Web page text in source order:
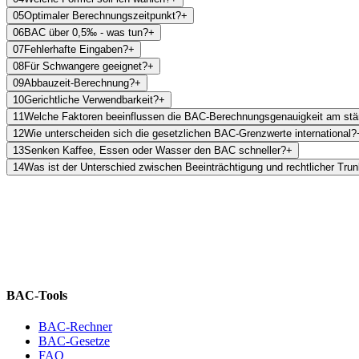
05Optimaler Berechnungszeitpunkt?+
06BAC über 0,5‰ - was tun?+
07Fehlerhafte Eingaben?+
08Für Schwangere geeignet?+
09Abbauzeit-Berechnung?+
10Gerichtliche Verwendbarkeit?+
11 Welche Faktoren beeinflussen die BAC-Berechnungsgenauigkeit am
12Wie unterscheiden sich die gesetzlichen BAC-Grenzwerte international?
13Senken Kaffee, Essen oder Wasser den BAC schneller?+
14Was ist der Unterschied zwischen Beeinträchtigung und rechtlicher
BAC-Tools
BAC-Rechner
BAC-Gesetze
FAQ